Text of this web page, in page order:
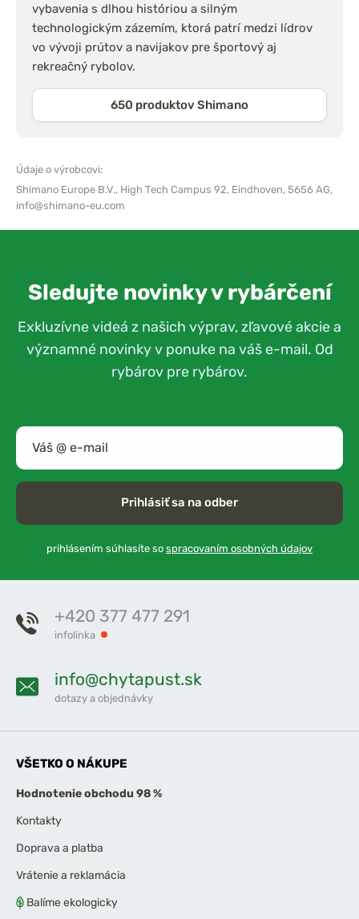
vybavenia s dlhou históriou a silným
technologickým zázemím, ktorá patrí medzi lídrov
vo vývoji prútov a navijakov pre športový aj
rekreačný rybolov.
650 produktov Shimano
Údaje o výrobcovi:
Shimano Europe B.V., High Tech Campus 92, Eindhoven, 5656 AG,
info@shimano-eu.com
Sledujte novinky v rybárčení
Exkluzívne videá z našich výprav, zľavové akcie a
významné novinky v ponuke na váš e-mail. Od
rybárov pre rybárov.
Prihlásiť sa na odber
prihlásením súhlasíte so spracovaním osobných údajov
+420 377 477 291
infolinka
info@chytapust.sk
dotazy a objednávky
VŠETKO O NÁKUPE
Hodnotenie obchodu 98 %
Kontakty
Doprava a platba
Vrátenie a reklamácia
Balíme ekologicky